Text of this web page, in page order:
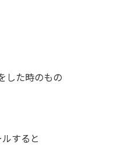
した時のもの
すると